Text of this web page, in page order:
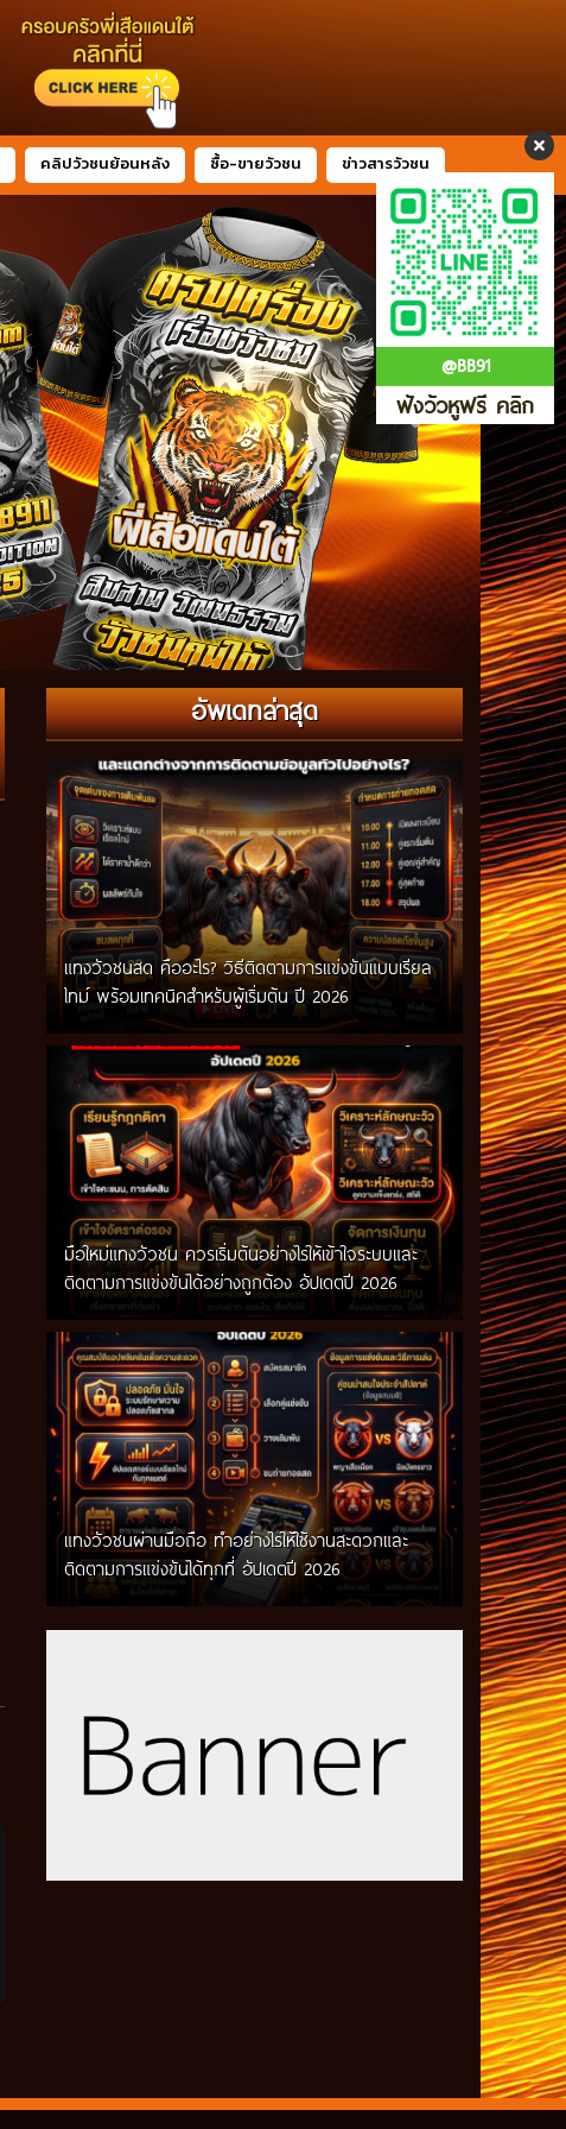
@BB91
ฟังวัวหูฟรี คลิก
คลิปวัวชนย้อนหลัง ซื้อ-ขายวัวชน ข่าวสารวัวชน
อัพเดทล่าสุด
แทงวัวชนสด คืออะไร? วิธีติดตามการแข่งขันแบบเรียล
ไทม์ พร้อมเทคนิคสำหรับผู้เริ่มต้น ปี 2026
มือใหม่แทงวัวชน ควรเริ่มต้นอย่างไรให้เข้าใจระบบและ
ติดตามการแข่งขันได้อย่างถูกต้อง อัปเดตปี 2026
แทงวัวชนผ่านมือถือ ทำอย่างไรให้ใช้งานสะดวกและ
ติดตามการแข่งขันได้ทุกที่ อัปเดตปี 2026